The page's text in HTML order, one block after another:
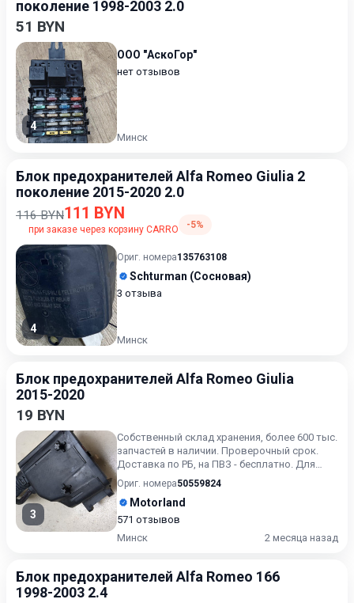
поколение 1998-2003 2.0
51 BYN
4
ООО "АскоГор"
нет отзывов
Минск
Блок предохранителей Alfa Romeo Giulia 2
поколение 2015-2020 2.0
116 BYN111 BYN
при заказе через корзину CARRO -5%
4
Ориг. номера135763108
Schturman (Сосновая)
3 отзыва
Минск
Блок предохранителей Alfa Romeo Giulia
2015-2020
19 BYN
3
Собственный склад хранения, более 600 тыс.
запчастей в наличии. Проверочный срок.
Доставка по РБ, на ПВЗ - бесплатно. Для
получения актуальн...
Ориг. номера50559824
Motorland
571 отзывов
Минск
2 месяца назад
Блок предохранителей Alfa Romeo 166
1998-2003 2.4